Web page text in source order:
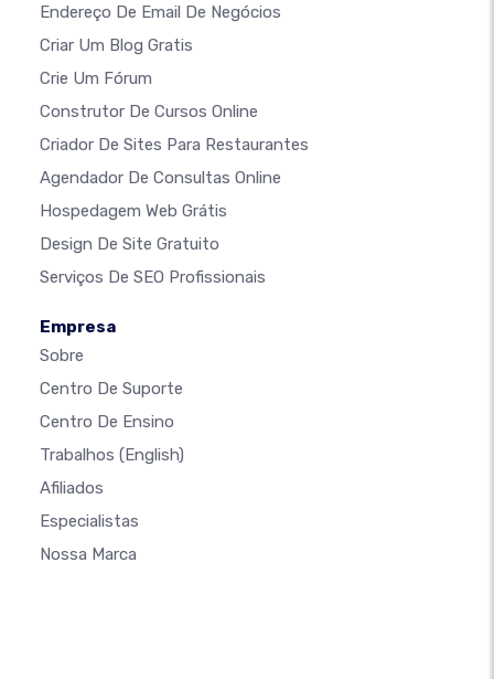
Endereço De Email De Negócios
Criar Um Blog Gratis
Crie Um Fórum
Construtor De Cursos Online
Criador De Sites Para Restaurantes
Agendador De Consultas Online
Hospedagem Web Grátis
Design De Site Gratuito
Serviços De SEO Profissionais
Empresa
Sobre
Centro De Suporte
Centro De Ensino
Trabalhos (English)
Afiliados
Especialistas
Nossa Marca